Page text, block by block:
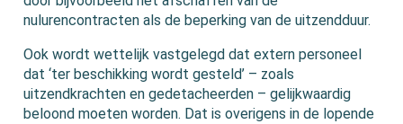
nulurencontracten als de beperking van de uitzendduur.
Ook wordt wettelijk vastgelegd dat extern personeel
dat ‘ter beschikking wordt gesteld’ – zoals
uitzendkrachten en gedetacheerden – gelijkwaardig
beloond moeten worden. Dat is overigens in de lopende